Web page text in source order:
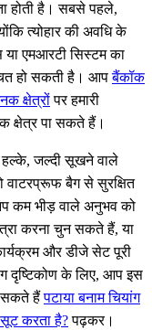
होती है। सबसे पहले,
त्योहार की अवधि के
या एमआरटी सिस्टम का
हो सकती है। आपबैंकॉक
क्षेत्रोंपर हमारी
क्षेत्र पा सकते हैं।
जल्दी सूखने वाले
बैग से सुरक्षित
कम भीड़ वाले अनुभव को
करना चुन सकते हैं, या
और डीजे सेट पूरी
दृष्टिकोण के लिए, आप इस
सकते हैंपटाया बनाम चियांग
करता है?पढ़कर।